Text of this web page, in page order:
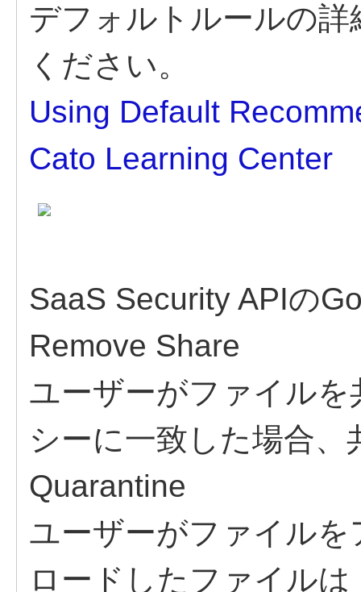
デフォルトルールの
ください。
Using Default
Cato Learning Center
SaaS Security APIの
Remove Share
ユーザーがファイル
シーに一致した場合
Quarantine
ユーザーがファイル
ロードしたファイルは